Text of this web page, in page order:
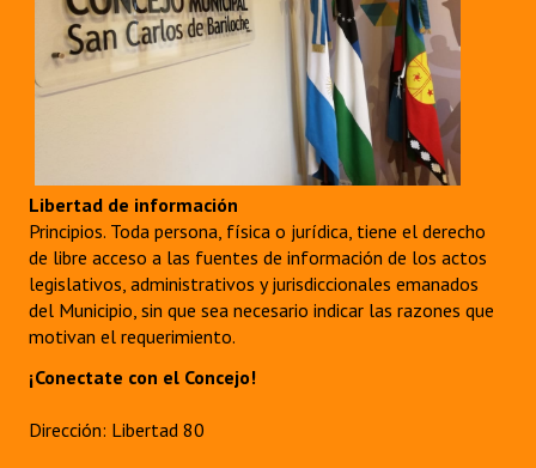
Libertad de información
Principios. Toda persona, física o jurídica, tiene el derecho
de libre acceso a las fuentes de información de los actos
legislativos, administrativos y jurisdiccionales emanados
del Municipio, sin que sea necesario indicar las razones que
motivan el requerimiento.
¡Conectate con el Concejo!
Dirección: Libertad 80